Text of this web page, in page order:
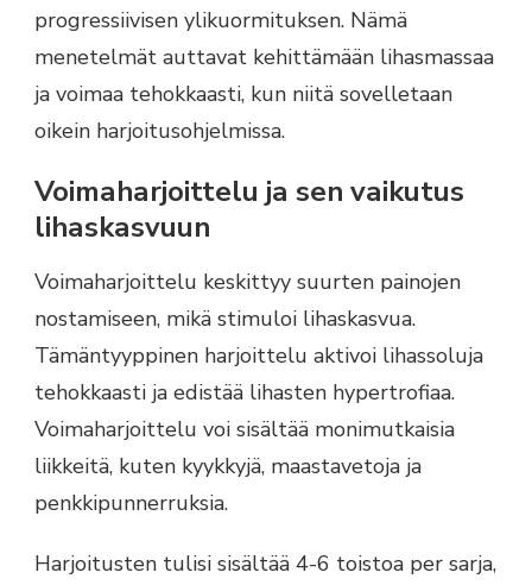
progressiivisen ylikuormituksen. Nämä
menetelmät auttavat kehittämään lihasmassaa
ja voimaa tehokkaasti, kun niitä sovelletaan
oikein harjoitusohjelmissa.
Voimaharjoittelu ja sen vaikutus
lihaskasvuun
Voimaharjoittelu keskittyy suurten painojen
nostamiseen, mikä stimuloi lihaskasvua.
Tämäntyyppinen harjoittelu aktivoi lihassoluja
tehokkaasti ja edistää lihasten hypertrofiaa.
Voimaharjoittelu voi sisältää monimutkaisia
liikkeitä, kuten kyykkyjä, maastavetoja ja
penkkipunnerruksia.
Harjoitusten tulisi sisältää 4-6 toistoa per sarja,